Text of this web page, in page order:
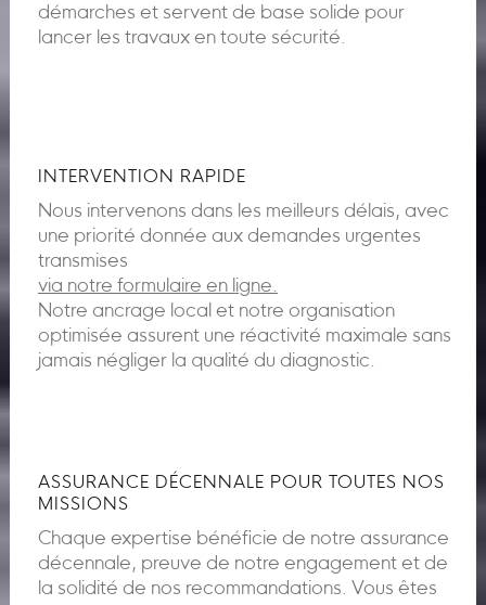
démarches et servent de base solide pour
lancer les travaux en toute sécurité.
INTERVENTION RAPIDE
Nous intervenons dans les meilleurs délais, avec
une priorité donnée aux demandes urgentes
transmises
via notre formulaire en ligne.
Notre ancrage local et notre organisation
optimisée assurent une réactivité maximale sans
jamais négliger la qualité du diagnostic.
ASSURANCE DÉCENNALE POUR TOUTES NOS
MISSIONS
Chaque expertise bénéficie de notre assurance
décennale, preuve de notre engagement et de
la solidité de nos recommandations. Vous êtes